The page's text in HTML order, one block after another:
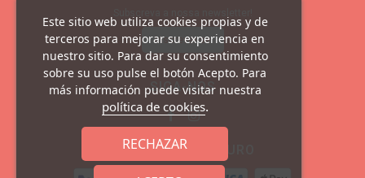
Inscrever-se
SIGA-NOS
PAGAMENTO SEGURO
Este sitio web utiliza cookies propias y de
terceros para mejorar su experiencia en
nuestro sitio. Para dar su consentimiento
sobre su uso pulse el botón Acepto. Para
más información puede visitar nuestra
política de cookies.
RECHAZAR